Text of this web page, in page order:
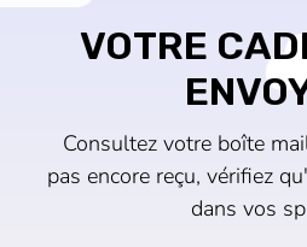
VOTRE
Consultez votre boîte
pas encore reçu, vérifiez
dans vos